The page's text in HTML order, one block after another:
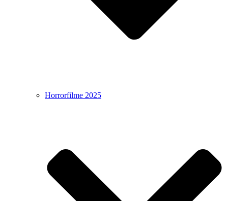
Horrorfilme 2025